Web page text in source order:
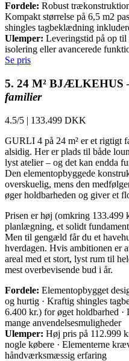
Fordele: Robust
Kompakt størrelse på 6,5 m2
shingles tagbeklædning
Ulemper: Leveringstid på op til
isolering eller avancerede
Se pris
5. 24 M² BJÆLKEHUS
familier
4.5/5 | 133.499 DKK
GURLI 4 på 24 m² er et rigtigt
alsidig. Her er plads til både
lyst atelier – og det kan endda
Den elementopbyggede
overskuelig, mens den
øger holdbarheden og giver et
Prisen er høj (omkring 133.499
planlægning, et solidt
Men til gengæld får du et
hverdagen. Hvis ambitionen er
areal med et stort, lyst rum til
mest overbevisende bud i år.
Fordele: Elementopbygget
og hurtig · Kraftig shingles
6.400 kr.) for øget holdbarhed ·
mange anvendelsesmuligheder
Ulemper: Høj pris på 112.999
nogle købere · Elementerne
håndværksmæssig erfaring